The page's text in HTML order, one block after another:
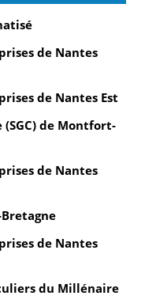
de Nantes
de Nantes Est
de Montfort-
de Nantes
de Nantes
du Millénaire